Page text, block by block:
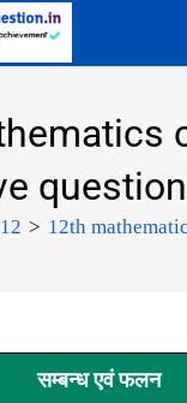
> 12th
सम्बन्ध एवं फलन